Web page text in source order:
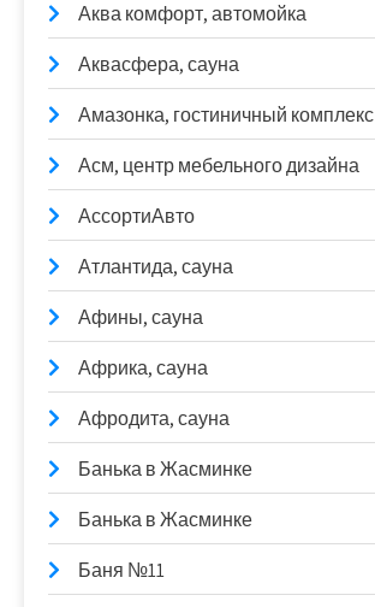
Аква комфорт, автомойка
Аквасфера, сауна
Амазонка, гостиничный комплекс
Асм, центр мебельного дизайна
АссортиАвто
Атлантида, сауна
Афины, сауна
Африка, сауна
Афродита, сауна
Банька в Жасминке
Банька в Жасминке
Баня №11